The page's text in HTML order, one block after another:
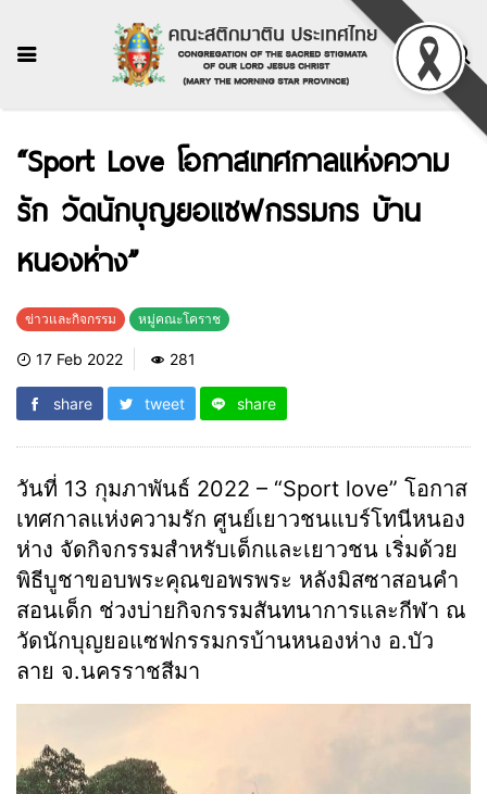
“Sport Love โอกาสเทศกาลแห่งความ
รัก วัดนักบุญยอแซฟกรรมกร บ้าน
หนองห่าง”
ข่าวและกิจกรรม หมู่คณะโคราช
17 Feb 2022 281
share tweet share
วันที่ 13 กุมภาพันธ์ 2022 – “Sport love” โอกาส
เทศกาลแห่งความรัก ศูนย์เยาวชนแบร์โทนีหนอง
ห่าง จัดกิจกรรมสำหรับเด็กและเยาวชน เริ่มด้วย
พิธีบูชาขอบพระคุณขอพรพระ หลังมิสซาสอนคำ
สอนเด็ก ช่วงบ่ายกิจกรรมสันทนาการและกีฬา ณ
วัดนักบุญยอแซฟกรรมกรบ้านหนองห่าง อ.บัว
ลาย จ.นครราชสีมา